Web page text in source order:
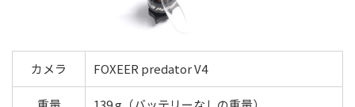
カメラ FOXEER predator V4